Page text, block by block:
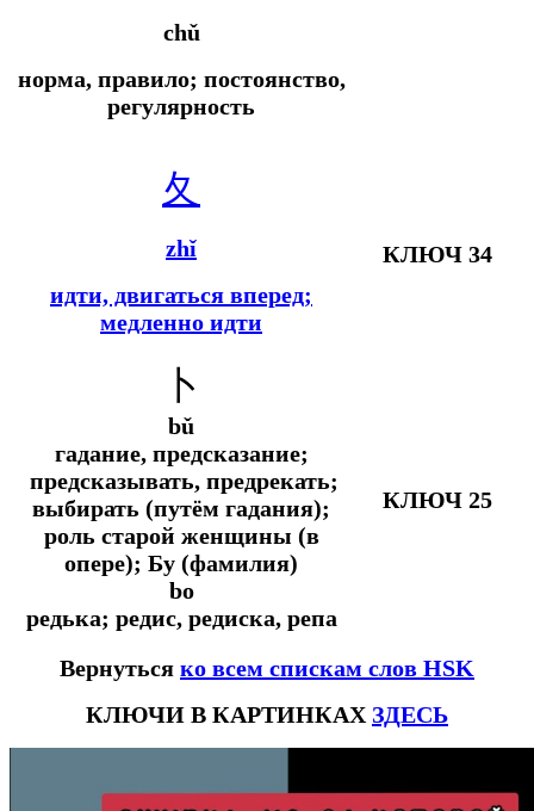
chǔ
норма, правило; постоянство,
регулярность
夂
zhǐ
идти, двигаться вперед;
медленно идти
КЛЮЧ 34
卜
bǔ
гадание, предсказание;
предсказывать, предрекать;
выбирать (путём гадания);
роль старой женщины (в
опере); Бу (фамилия)
bo
редька; редис, редиска, репа
КЛЮЧ 25
Вернуться ко всем спискам слов HSK
КЛЮЧИ В КАРТИНКАХ ЗДЕСЬ